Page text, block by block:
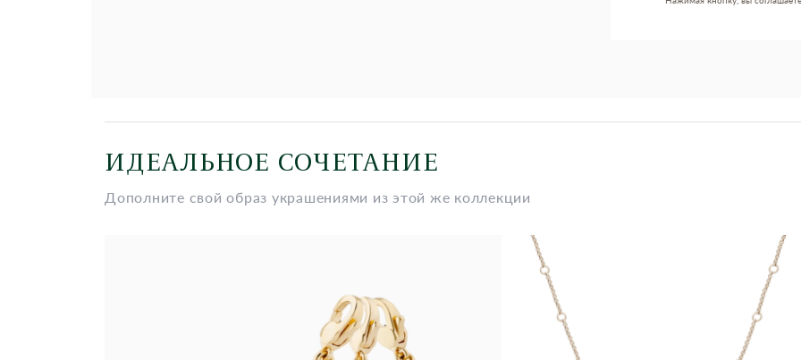
ИДЕАЛЬНОЕ СОЧЕТАНИЕ
Дополните свой образ украшениями из этой же коллекции